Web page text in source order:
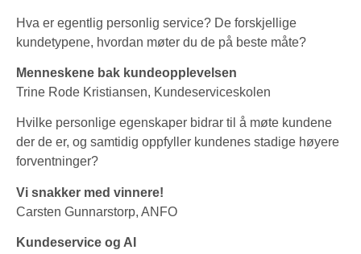
Hva er egentlig personlig service? De forskjellige
kundetypene, hvordan møter du de på beste måte?
Menneskene bak kundeopplevelsen
Trine Rode Kristiansen, Kundeserviceskolen
Hvilke personlige egenskaper bidrar til å møte kundene
der de er, og samtidig oppfyller kundenes stadige høyere
forventninger?
Vi snakker med vinnere!
Carsten Gunnarstorp, ANFO
Kundeservice og AI